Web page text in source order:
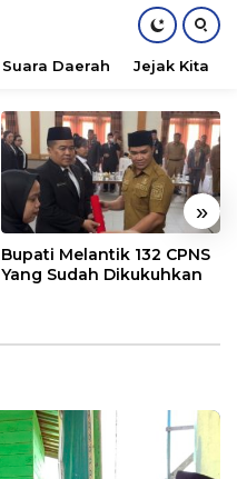
Suara Daerah Jejak Kita
»
Bupati Melantik 132 CPNS
Yang Sudah Dikukuhkan